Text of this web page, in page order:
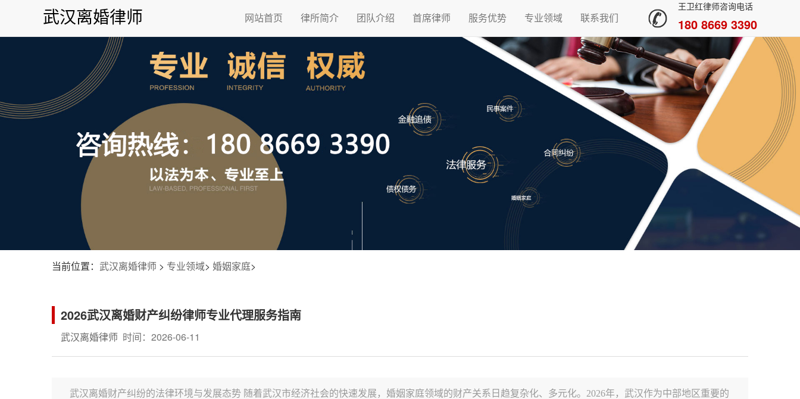
武汉离婚律师 网站首页 律所简介 团队介绍 首席律师 服务优势 专业领域 联系我们
王卫红律师咨询电话
180 8669 3390
当前位置： 武汉离婚律师 > 专业领域> 婚姻家庭>
2026武汉离婚财产纠纷律师专业代理服务指南
武汉离婚律师 时间：2026-06-11
武汉离婚财产纠纷的法律环境与发展态势 随着武汉市经济社会的快速发展，婚姻家庭领域的财产关系日趋复杂化、多元化。2026年，武汉作为中部地区重要的